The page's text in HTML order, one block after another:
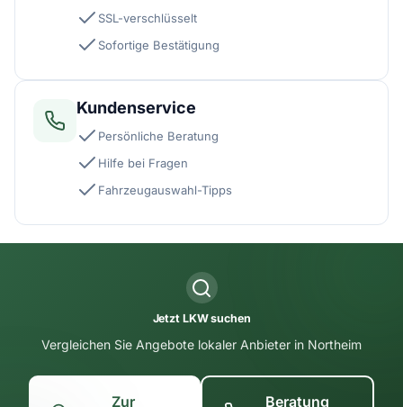
SSL-verschlüsselt
Sofortige Bestätigung
Kundenservice
Persönliche Beratung
Hilfe bei Fragen
Fahrzeugauswahl-Tipps
Jetzt LKW suchen
Vergleichen Sie Angebote lokaler Anbieter in Northeim
Zur Beratung